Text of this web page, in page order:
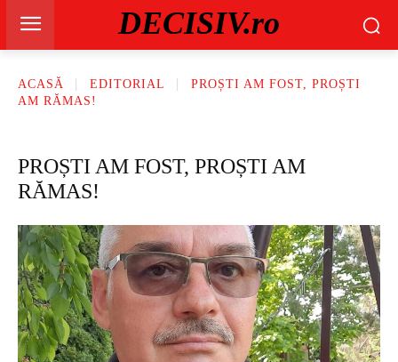
DECISIV.ro
ACASĂ EDITORIAL
PROȘTI AM FOST, PROȘTI
AM RĂMAS!
PROȘTI AM FOST, PROȘTI AM
RĂMAS!